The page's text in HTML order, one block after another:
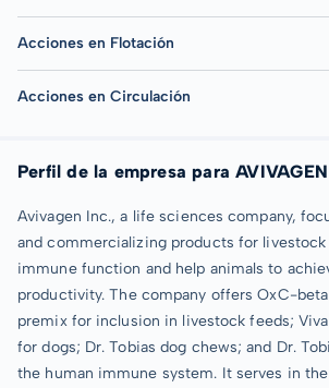
Acciones en Flotación
Acciones en Circulación
Perfil de la empresa para
Avivagen Inc., a life sciences company,
and commercializing products for
immune function and help animals to
productivity. The company offers OxC-
premix for inclusion in livestock feeds;
for dogs; Dr. Tobias dog chews; and Dr.
the human immune system. It serves in